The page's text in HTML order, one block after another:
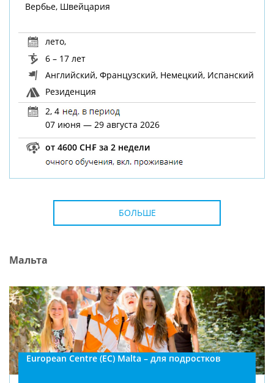
Вербье, Швейцария
лето,
6 – 17 лет
Английский, Французский, Немецкий, Испанский
Резиденция
2, 4
07 июня — 29 августа 2026
от 4600 CH₣ за 2 недели
БОЛЬШЕ
Мальта
European Centre (EC) Malta – для подростков